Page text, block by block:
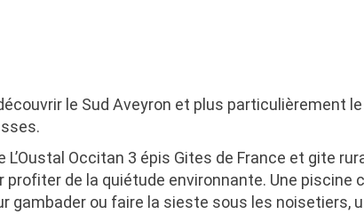
le Sud Aveyron et plus particulièrement
Occitan 3 épis Gites de France et gite
profiter de la quiétude environnante. Une piscine
gambader ou faire la sieste sous les noisetiers,